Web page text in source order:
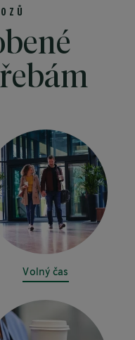
Volný čas